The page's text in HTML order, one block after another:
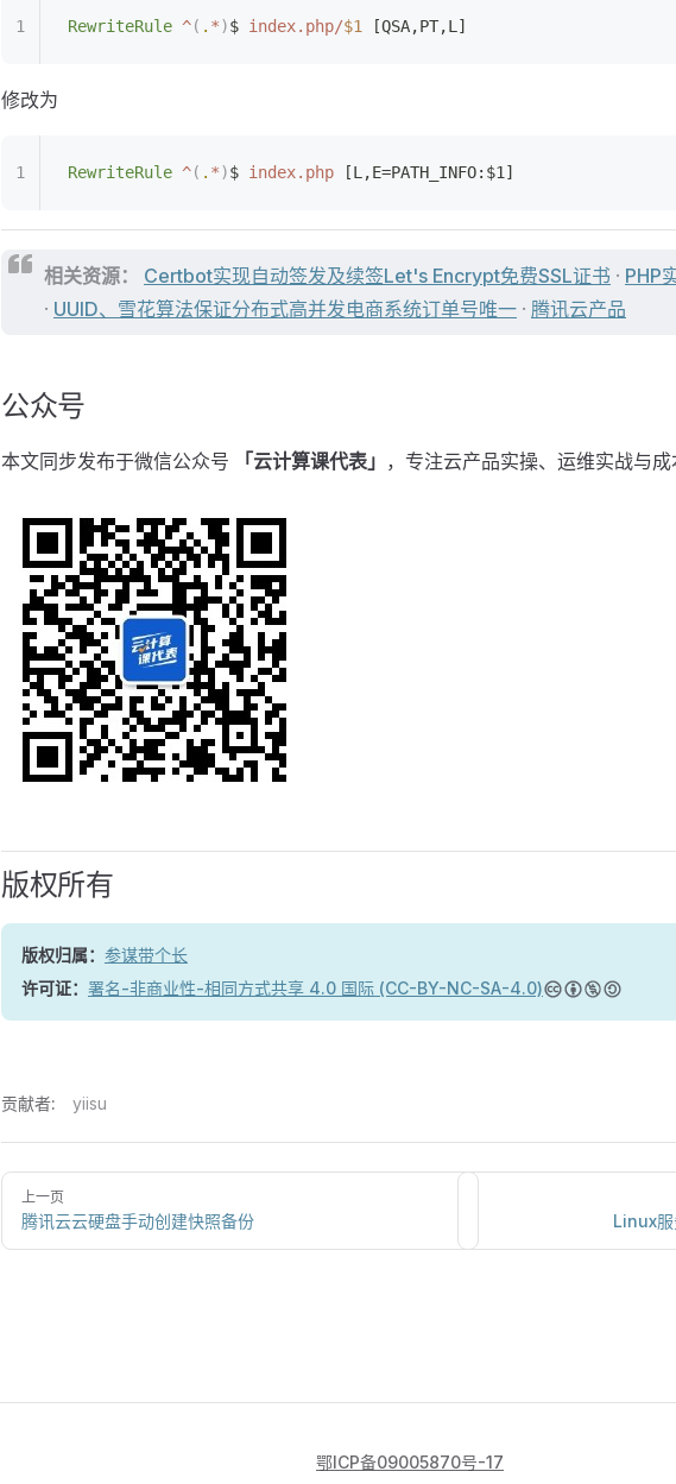
RewriteRule ^( . *)$ index.php/$1 [QSA,PT,L]
修改为
RewriteRule ^( . *)$ index.php [L,E=PATH_INFO:$1]
相关资源： Certbot实现自动签发及续签Let's Encrypt免费SSL证书 · PHP
· UUID、雪花算法保证分布式高并发电商系统订单号唯一 · 腾讯云产品
公众号
本文同步发布于微信公众号 「云计算课代表」 ，专注云产品实操、运维实战与
版权所有
版权归属： 参谋带个长
许可证： 署名-非商业性-相同方式共享 4.0 国际 (CC-BY-NC-SA-4.0)
贡献者: yiisu
上一页
腾讯云云硬盘手动创建快照备份 Linux服
鄂ICP备09005870号-17